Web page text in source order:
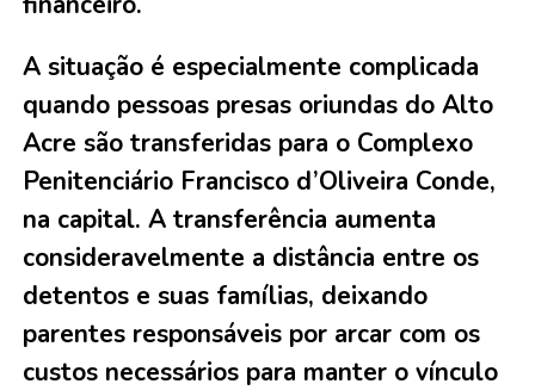
A situação é especialmente complicada
quando pessoas presas oriundas do Alto
Acre são transferidas para o Complexo
Penitenciário Francisco d’Oliveira Conde,
na capital. A transferência aumenta
consideravelmente a distância entre os
detentos e suas famílias, deixando
parentes responsáveis por arcar com os
custos necessários para manter o vínculo